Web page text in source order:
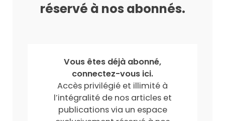
réservé à nos abonnés.
Vous êtes déjà abonné,
connectez-vous ici.
Accès privilégié et illimité à
l’intégralité de nos articles et
publications via un espace